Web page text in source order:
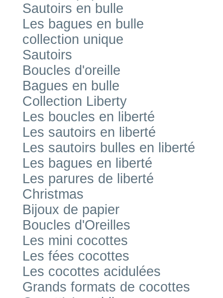
Sautoirs en bulle
Les bagues en bulle
collection unique
Sautoirs
Boucles d'oreille
Bagues en bulle
Collection Liberty
Les boucles en liberté
Les sautoirs en liberté
Les sautoirs bulles en liberté
Les bagues en liberté
Les parures de liberté
Christmas
Bijoux de papier
Boucles d'Oreilles
Les mini cocottes
Les fées cocottes
Les cocottes acidulées
Grands formats de cocottes